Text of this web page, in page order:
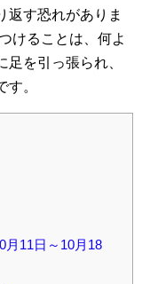
返す恐れがありま
けることは、何よ
を引っ張られ、
。
月11日～10月18